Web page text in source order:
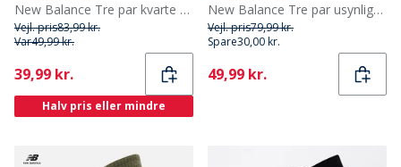
New Balance Tre par kvarte strømper Sort/Grå/Hvid
Vejl. pris83,99 kr.
Var49,99 kr.
Current
39,99 kr.
Halv pris eller mindre
New Balance Tre par usynlige strømper Hvid
Vejl. pris79,99 kr.
Spare30,00 kr.
Current
49,99 kr.